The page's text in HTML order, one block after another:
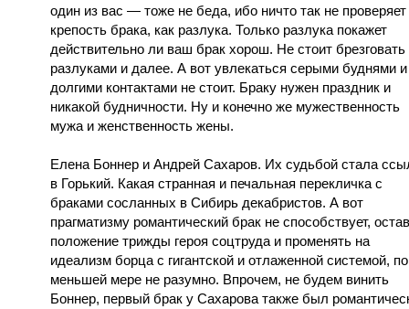
один из вас — тоже не беда, ибо ничто так не проверяет
крепость брака, как разлука. Только разлука покажет
действительно ли ваш брак хорош. Не стоит брезговать
разлуками и далее. А вот увлекаться серыми буднями и
долгими контактами не стоит. Браку нужен праздник и
никакой будничности. Ну и конечно же мужественность
мужа и женственность жены.
Елена Боннер и Андрей Сахаров. Их судьбой стала
в Горький. Какая странная и печальная перекличка с
браками сосланных в Сибирь декабристов. А вот
прагматизму романтический брак не способствует,
положение трижды героя соцтруда и променять на
идеализм борца с гигантской и отлаженной системой, по
меньшей мере не разумно. Впрочем, не будем винить
Боннер, первый брак у Сахарова также был